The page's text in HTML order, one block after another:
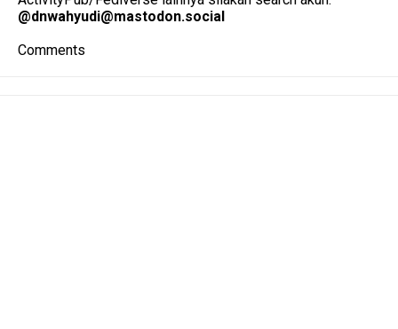
@dnwahyudi@mastodon.social
Comments